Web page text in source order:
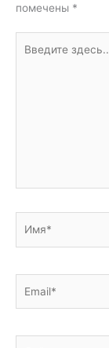
помечены *
здесь...